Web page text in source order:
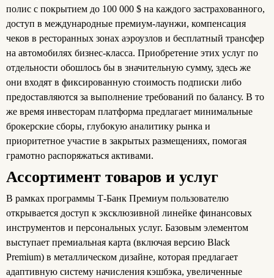
полис с покрытием до 100 000 $ на каждого застрахованного,
доступ в международные премиум-лаунжи, компенсация
чеков в ресторанных зонах аэроузлов и бесплатный трансфер
на автомобилях бизнес-класса. Приобретение этих услуг по
отдельности обошлось бы в значительную сумму, здесь же
они входят в фиксированную стоимость подписки либо
предоставляются за выполнение требований по балансу. В то
же время инвесторам платформа предлагает минимальные
брокерские сборы, глубокую аналитику рынка и
приоритетное участие в закрытых размещениях, помогая
грамотно распоряжаться активами.
Ассортимент товаров и услуг
В рамках программы Т‑Банк Премиум пользователю
открывается доступ к эксклюзивной линейке финансовых
инструментов и персональных услуг. Базовым элементом
выступает премиальная карта (включая версию Black
Premium) в металлическом дизайне, которая предлагает
адаптивную систему начисления кэшбэка, увеличенные